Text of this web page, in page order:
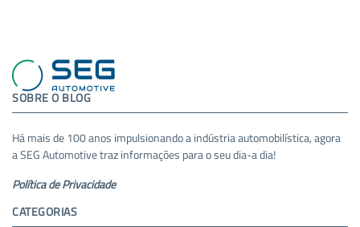
SOBRE O BLOG
Há mais de 100 anos impulsionando a indústria automobilística, agora
a SEG Automotive traz informações para o seu dia-a dia!
Política de Privacidade
CATEGORIAS